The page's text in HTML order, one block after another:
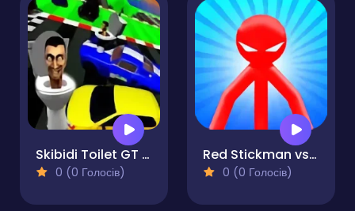
Skibidi Toilet GT Drag Championship
0 (0 Голосів)
Red Stickman vs Monster School
0 (0 Голосів)